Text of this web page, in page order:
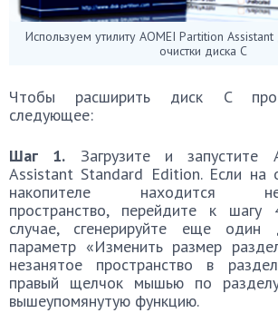
Используем утилиту AOMEI Partition
очистки диска С
Чтобы расширить диск C
следующее:
Шаг 1. Загрузите и запустите
Assistant Standard Edition. Если
накопителе находится
пространство, перейдите к
случае, сгенерируйте еще один
параметр «Изменить размер
незанятое пространство в
правый щелчок мышью по
вышеупомянутую функцию.